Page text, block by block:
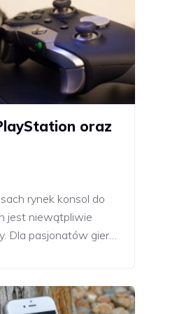
oraz
rynek konsol do
jest niewątpliwie
Dla pasjonatów gier…